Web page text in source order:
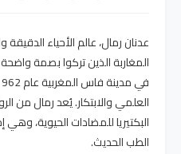
عدنان رمال، عالم الأحياء الدقيقة
المغاربة الذين تركوا بصمة
العلمي والابتكار. يُعد رمال
البكتيريا للمضادات الحيوية، وهي
الطب الحديث.